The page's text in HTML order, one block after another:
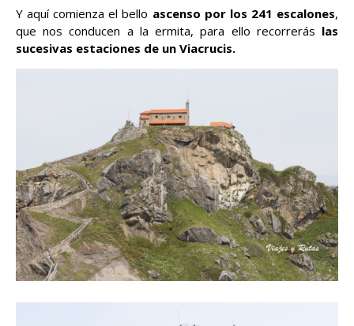
Y aquí comienza el bello ascenso por los 241 escalones,
que nos conducen a la ermita, para ello recorrerás las
sucesivas estaciones de un Viacrucis.